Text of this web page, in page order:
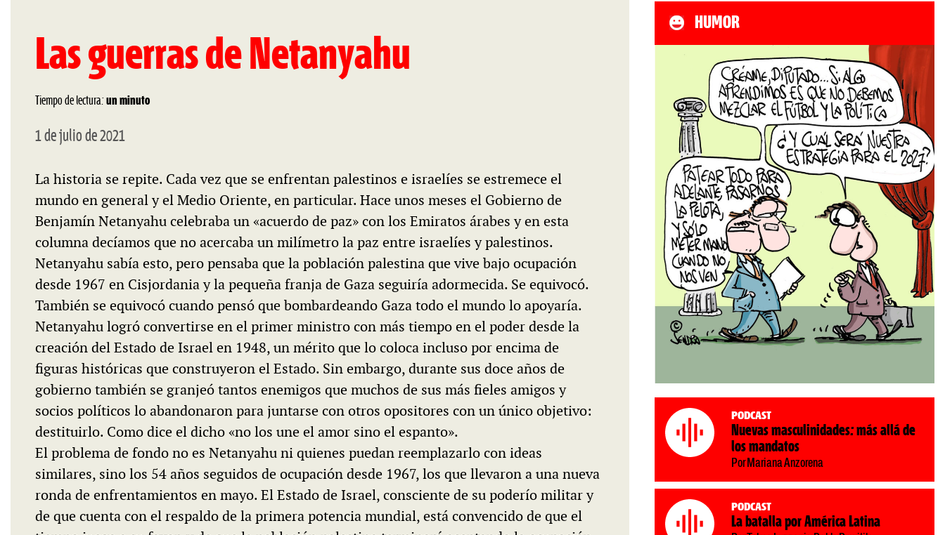
Las guerras de Netanyahu
Tiempo de lectura: un minuto
1 de julio de 2021
La historia se repite. Cada vez que se enfrentan palestinos e israelíes se estremece el
mundo en general y el Medio Oriente, en particular. Hace unos meses el Gobierno de
Benjamín Netanyahu celebraba un «acuerdo de paz» con los Emiratos árabes y en esta
columna decíamos que no acercaba un milímetro la paz entre israelíes y palestinos.
Netanyahu sabía esto, pero pensaba que la población palestina que vive bajo ocupación
desde 1967 en Cisjordania y la pequeña franja de Gaza seguiría adormecida. Se equivocó.
También se equivocó cuando pensó que bombardeando Gaza todo el mundo lo apoyaría.
Netanyahu logró convertirse en el primer ministro con más tiempo en el poder desde la
creación del Estado de Israel en 1948, un mérito que lo coloca incluso por encima de
figuras históricas que construyeron el Estado. Sin embargo, durante sus doce años de
gobierno también se granjeó tantos enemigos que muchos de sus más fieles amigos y
socios políticos lo abandonaron para juntarse con otros opositores con un único objetivo:
destituirlo. Como dice el dicho «no los une el amor sino el espanto».
El problema de fondo no es Netanyahu ni quienes puedan reemplazarlo con ideas
similares, sino los 54 años seguidos de ocupación desde 1967, los que llevaron a una nueva
ronda de enfrentamientos en mayo. El Estado de Israel, consciente de su poderío militar y
de que cuenta con el respaldo de la primera potencia mundial, está convencido de que el
HUMOR
Podcast
Nuevas masculinidades: más allá de
los mandatos
Por Mariana Anzorena
Podcast
La batalla por América Latina